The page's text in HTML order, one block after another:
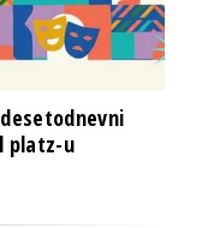
platz-u